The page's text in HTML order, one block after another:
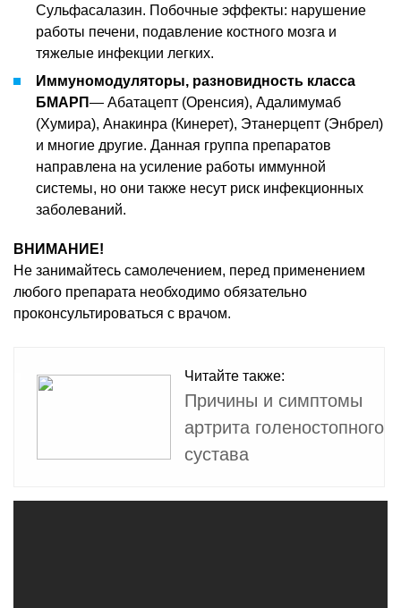
Сульфасалазин. Побочные эффекты: нарушение
работы печени, подавление костного мозга и
тяжелые инфекции легких.
Иммуномодуляторы, разновидность класса
БМАРП— Абатацепт (Оренсия), Адалимумаб
(Хумира), Анакинра (Кинерет), Этанерцепт (Энбрел)
и многие другие. Данная группа препаратов
направлена на усиление работы иммунной
системы, но они также несут риск инфекционных
заболеваний.
ВНИМАНИЕ!
Не занимайтесь самолечением, перед применением
любого препарата необходимо обязательно
проконсультироваться с врачом.
Читайте также:
Причины и симптомы
артрита голеностопного
сустава